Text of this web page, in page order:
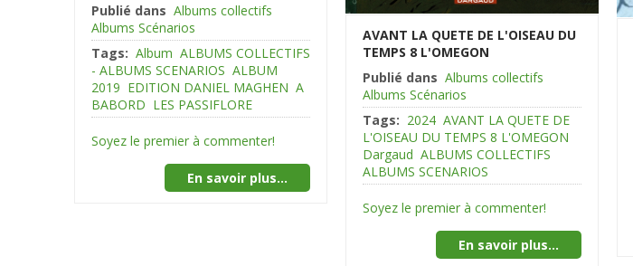
Publié dans Albums collectifs
Albums Scénarios
Tags: Album ALBUMS COLLECTIFS
- ALBUMS SCENARIOS ALBUM
2019 EDITION DANIEL MAGHEN A
BABORD LES PASSIFLORE
Soyez le premier à commenter!
En savoir plus...
AVANT LA QUETE DE L'OISEAU DU
TEMPS 8 L'OMEGON
Publié dans Albums collectifs
Albums Scénarios
Tags: 2024 AVANT LA QUETE DE
L'OISEAU DU TEMPS 8 L'OMEGON
Dargaud ALBUMS COLLECTIFS
ALBUMS SCENARIOS
Soyez le premier à commenter!
En savoir plus...